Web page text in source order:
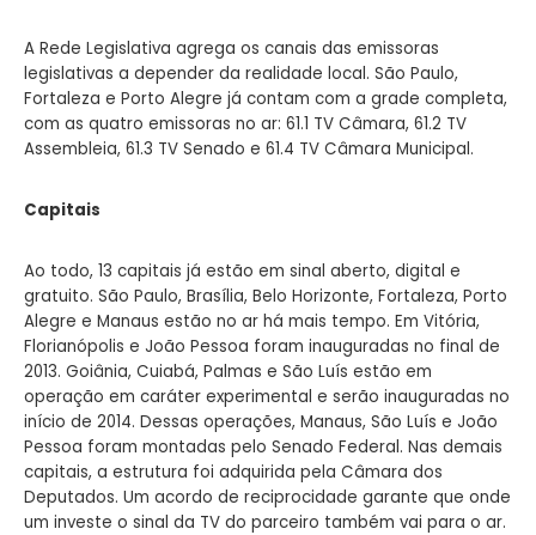
A Rede Legislativa agrega os canais das emissoras
legislativas a depender da realidade local. São Paulo,
Fortaleza e Porto Alegre já contam com a grade completa,
com as quatro emissoras no ar: 61.1 TV Câmara, 61.2 TV
Assembleia, 61.3 TV Senado e 61.4 TV Câmara Municipal.
Capitais
Ao todo, 13 capitais já estão em sinal aberto, digital e
gratuito. São Paulo, Brasília, Belo Horizonte, Fortaleza, Porto
Alegre e Manaus estão no ar há mais tempo. Em Vitória,
Florianópolis e João Pessoa foram inauguradas no final de
2013. Goiânia, Cuiabá, Palmas e São Luís estão em
operação em caráter experimental e serão inauguradas no
início de 2014. Dessas operações, Manaus, São Luís e João
Pessoa foram montadas pelo Senado Federal. Nas demais
capitais, a estrutura foi adquirida pela Câmara dos
Deputados. Um acordo de reciprocidade garante que onde
um investe o sinal da TV do parceiro também vai para o ar.